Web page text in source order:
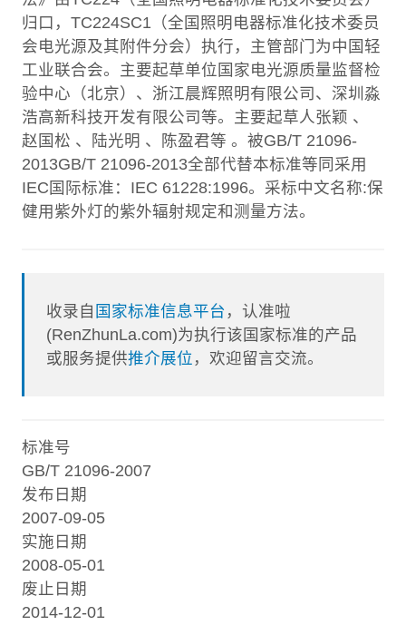
归口，TC224SC1（全国照明电器标准化技术委员
会电光源及其附件分会）执行，主管部门为中国轻
工业联合会。主要起草单位国家电光源质量监督检
验中心（北京）、浙江晨辉照明有限公司、深圳淼
浩高新科技开发有限公司等。主要起草人张颖 、
赵国松 、陆光明 、陈盈君等 。被GB/T 21096-
2013GB/T 21096-2013全部代替本标准等同采用
IEC国际标准：IEC 61228:1996。采标中文名称:保
健用紫外灯的紫外辐射规定和测量方法。
收录自 国家标准信息平台 ，认准啦
(RenZhunLa.com)为执行该国家标准的产品
或服务提供推介展位 ，欢迎留言交流。
标准号
GB/T 21096-2007
发布日期
2007-09-05
实施日期
2008-05-01
废止日期
2014-12-01